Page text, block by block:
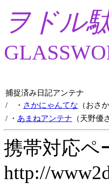
ヲドル
捕捉済み日記アンテナ
/ ・ さかにゃんてな （おさ
/ ・ あまねアンテナ （天野優
携帯対応ペ
http://